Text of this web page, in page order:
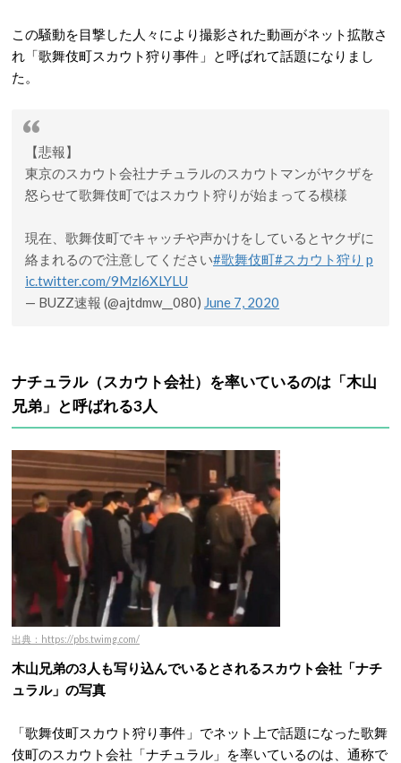
この騒動を目撃した人々により撮影された動画がネット拡散さ
れ「歌舞伎町スカウト狩り事件」と呼ばれて話題になりまし
た。
【悲報】
東京のスカウト会社ナチュラルのスカウトマンがヤクザを
怒らせて歌舞伎町ではスカウト狩りが始まってる模様
現在、歌舞伎町でキャッチや声かけをしているとヤクザに
絡まれるので注意してください#歌舞伎町#スカウト狩り p
ic.twitter.com/9Mzl6XLYLU
— BUZZ速報 (@ajtdmw__080) June 7, 2020
ナチュラル（スカウト会社）を率いているのは「木山
兄弟」と呼ばれる3人
出典：https://pbs.twimg.com/
木山兄弟の3人も写り込んでいるとされるスカウト会社「ナチ
ュラル」の写真
「歌舞伎町スカウト狩り事件」でネット上で話題になった歌舞
伎町のスカウト会社「ナチュラル」を率いているのは、通称で